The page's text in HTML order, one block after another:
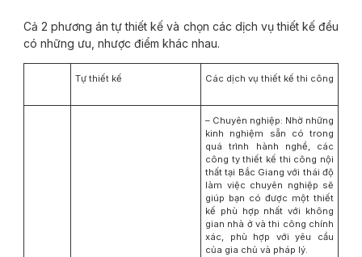
Cả 2 phương án tự thiết kế và chọn các dịch vụ thiết kế đều
có những ưu, nhược điểm khác nhau.
Tự thiết kế Các dịch vụ thiết kế thi công
– Chuyên nghiệp: Nhờ những
kinh nghiệm sẵn có trong
quá trình hành nghề, các
công ty thiết kế thi công nội
thất tại Bắc Giang với thái độ
làm việc chuyên nghiệp sẽ
giúp bạn có được một thiết
kế phù hợp nhất với không
gian nhà ở và thi công chính
xác, phù hợp với yêu cầu
của gia chủ và pháp lý.